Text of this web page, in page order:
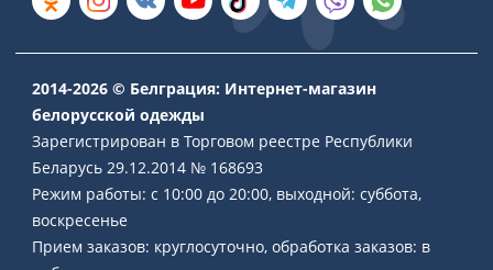
2014-2026 © Белграция: Интернет-магазин
белорусской одежды
Зарегистрирован в Торговом реестре Республики
Беларусь 29.12.2014 № 168693
Режим работы: с 10:00 до 20:00, выходной: суббота,
воскресенье
Прием заказов: круглосуточно, обработка заказов: в